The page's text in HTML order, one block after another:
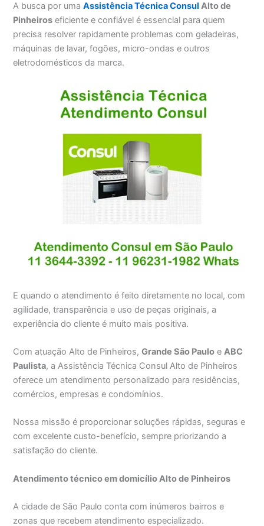
A busca por umaAssistência Técnica Consul Alto de
Pinheiros eficiente e confiável é essencial para quem
precisa resolver rapidamente problemas com geladeiras,
máquinas de lavar, fogões, micro-ondas e outros
eletrodomésticos da marca.
E quando o atendimento é feito diretamente no local, com
agilidade, transparência e uso de peças originais, a
experiência do cliente é muito mais positiva.
Com atuação Alto de Pinheiros,Grande São Paulo eABC
Paulista, a Assistência Técnica Consul Alto de Pinheiros
oferece um atendimento personalizado para residências,
comércios, empresas e condomínios.
Nossa missão é proporcionar soluções rápidas, seguras e
com excelente custo-benefício, sempre priorizando a
satisfação do cliente.
Atendimento técnico em domicílio Alto de Pinheiros
A cidade de São Paulo conta com inúmeros bairros e
zonas que recebem atendimento especializado.